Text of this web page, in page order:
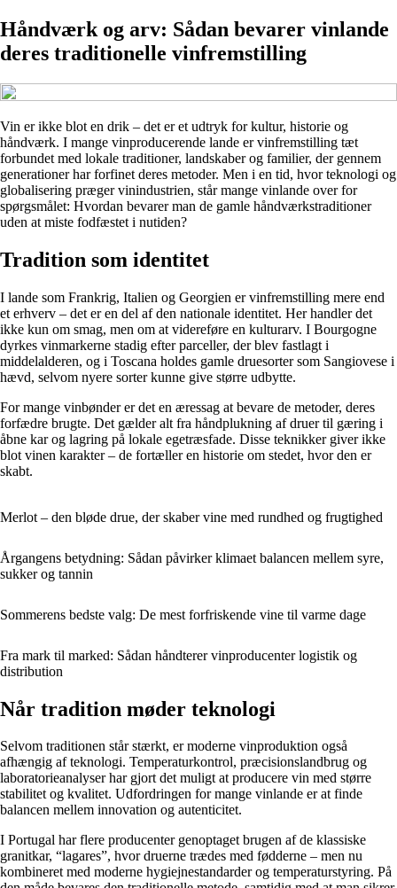
Håndværk og arv: Sådan bevarer vinlande
deres traditionelle vinfremstilling
Vin er ikke blot en drik – det er et udtryk for kultur, historie og
håndværk. I mange vinproducerende lande er vinfremstilling tæt
forbundet med lokale traditioner, landskaber og familier, der gennem
generationer har forfinet deres metoder. Men i en tid, hvor teknologi og
globalisering præger vinindustrien, står mange vinlande over for
spørgsmålet: Hvordan bevarer man de gamle håndværkstraditioner
uden at miste fodfæstet i nutiden?
Tradition som identitet
I lande som Frankrig, Italien og Georgien er vinfremstilling mere end
et erhverv – det er en del af den nationale identitet. Her handler det
ikke kun om smag, men om at videreføre en kulturarv. I Bourgogne
dyrkes vinmarkerne stadig efter parceller, der blev fastlagt i
middelalderen, og i Toscana holdes gamle druesorter som Sangiovese i
hævd, selvom nyere sorter kunne give større udbytte.
For mange vinbønder er det en æressag at bevare de metoder, deres
forfædre brugte. Det gælder alt fra håndplukning af druer til gæring i
åbne kar og lagring på lokale egetræsfade. Disse teknikker giver ikke
blot vinen karakter – de fortæller en historie om stedet, hvor den er
skabt.
Merlot – den bløde drue, der skaber vine med rundhed og frugtighed
Årgangens betydning: Sådan påvirker klimaet balancen mellem syre,
sukker og tannin
Sommerens bedste valg: De mest forfriskende vine til varme dage
Fra mark til marked: Sådan håndterer vinproducenter logistik og
distribution
Når tradition møder teknologi
Selvom traditionen står stærkt, er moderne vinproduktion også
afhængig af teknologi. Temperaturkontrol, præcisionslandbrug og
laboratorieanalyser har gjort det muligt at producere vin med større
stabilitet og kvalitet. Udfordringen for mange vinlande er at finde
balancen mellem innovation og autenticitet.
I Portugal har flere producenter genoptaget brugen af de klassiske
granitkar, “lagares”, hvor druerne trædes med fødderne – men nu
kombineret med moderne hygiejnestandarder og temperaturstyring. På